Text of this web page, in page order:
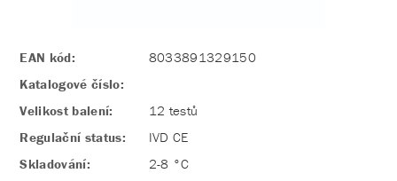
EAN kód:
8033891329150
Katalogové číslo:
Velikost balení:
12 testů
Regulační status:
IVD CE
Skladování:
2-8 °C